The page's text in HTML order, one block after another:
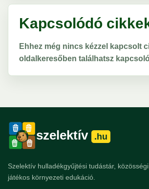
Kapcsolódó
Ehhez még nincs kézzel kapcsolt
oldalkeresőben találhatsz
szelektív .hu
Szelektív hulladékgyűjtési tudástár,
játékos környezeti edukáció.